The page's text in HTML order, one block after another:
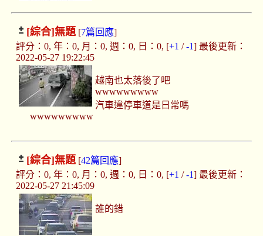
[綜合]無題[7篇回應]
評分：0, 年：0, 月：0, 週：0, 日：0, [+1 /-1] 最後更新：
2022-05-27 19:22:45
越南也太落後了吧
wwwwwwwww
汽車違停車道是日常嗎
wwwwwwwww
[綜合]無題[42篇回應]
評分：0, 年：0, 月：0, 週：0, 日：0, [+1 /-1] 最後更新：
2022-05-27 21:45:09
誰的錯